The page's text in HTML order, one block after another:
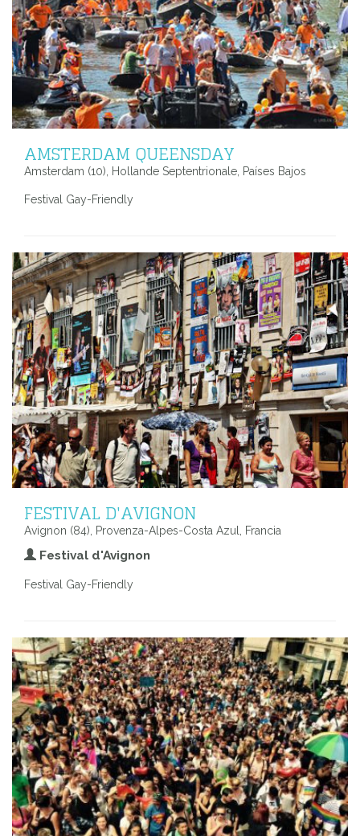
AMSTERDAM QUEENSDAY
Amsterdam (10), Hollande Septentrionale, Países Bajos
Festival Gay-Friendly
FESTIVAL D'AVIGNON
Avignon (84), Provenza-Alpes-Costa Azul, Francia
Festival d'Avignon
Festival Gay-Friendly